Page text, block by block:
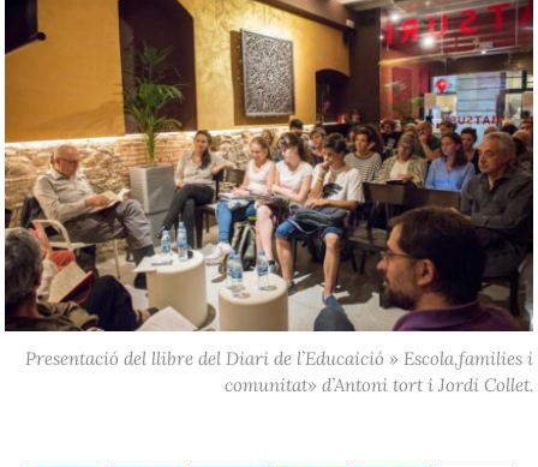
Presentació del llibre del Diari de l’Educaició » Escola,families i
comunitat» d’Antoni tort i Jordi Collet.